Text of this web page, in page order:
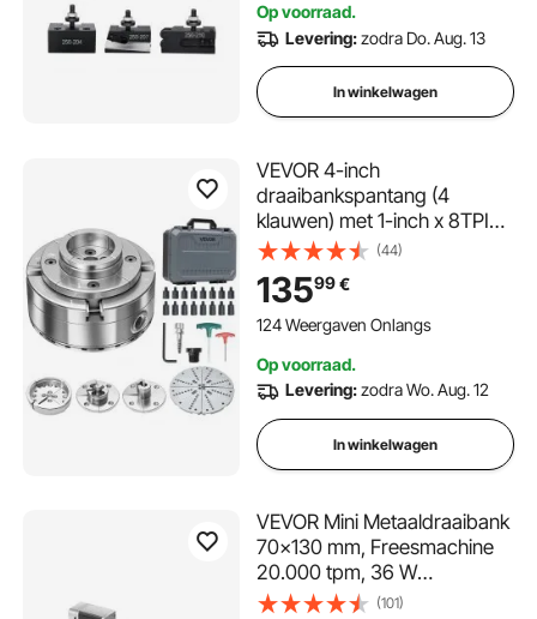
staalmateriaal, ideaal voor uw
werkplaats
Op voorraad.
Levering:zodra Do. Aug. 13
In winkelwagen
VEVOR 4-inch
draaibankspantang (4
klauwen) met 1-inch x 8TPI
schroefdraad en adapter, 5-
delige spantangset
(rond/plat/getrapt/pen),
vernikkelde afwerking,
houtdraaibanken.
(44)
13599€
124 Weergaven Onlangs
Op voorraad.
Levering:zodra Wo. Aug. 12
In winkelwagen
VEVOR Mini Metaaldraaibank
70x130 mm, Freesmachine
20.000 tpm, 36 W
Hoogwaardige Motor, 3-
(101)